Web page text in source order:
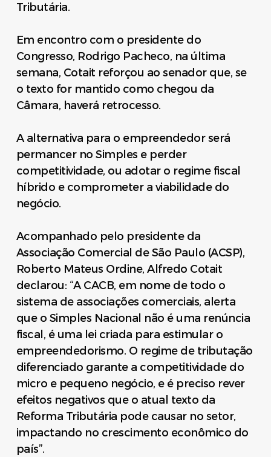
Tributária.
Em encontro com o presidente do
Congresso, Rodrigo Pacheco, na última
semana, Cotait reforçou ao senador que, se
o texto for mantido como chegou da
Câmara, haverá retrocesso.
A alternativa para o empreendedor será
permancer no Simples e perder
competitividade, ou adotar o regime fiscal
híbrido e comprometer a viabilidade do
negócio.
Acompanhado pelo presidente da
Associação Comercial de São Paulo (ACSP),
Roberto Mateus Ordine, Alfredo Cotait
declarou: “A CACB, em nome de todo o
sistema de associações comerciais, alerta
que o Simples Nacional não é uma renúncia
fiscal, é uma lei criada para estimular o
empreendedorismo. O regime de tributação
diferenciado garante a competitividade do
micro e pequeno negócio, e é preciso rever
efeitos negativos que o atual texto da
Reforma Tributária pode causar no setor,
impactando no crescimento econômico do
país”.